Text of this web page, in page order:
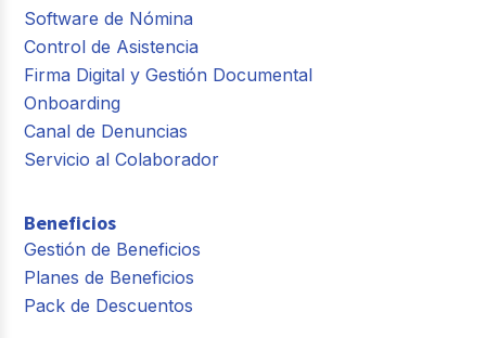
Software de Nómina
Control de Asistencia
Firma Digital y Gestión Documental
Onboarding
Canal de Denuncias
Servicio al Colaborador
Beneficios
Gestión de Beneficios
Planes de Beneficios
Pack de Descuentos